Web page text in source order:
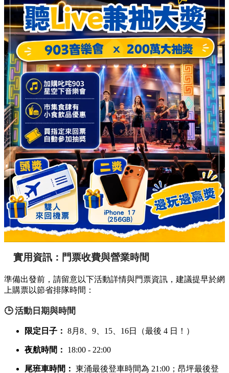
實用資訊：門票收費與營業時間
準備出發前，請留意以下活動詳情與門票資訊，建議提早於網
上購票以節省排隊時間：
🕒 活動日期與時間
限定日子： 8月8、9、15、16日（最後 4 日！）
夜航時間： 18:00 - 22:00
尾班車時間： 東涌最後登車時間為 21:00；昂坪最後登